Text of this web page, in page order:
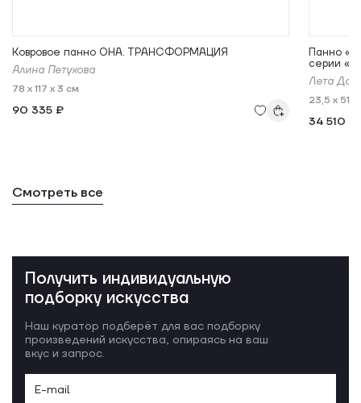
Ковровое панно ОНА. ТРАНСФОРМАЦИЯ
Алина Петухова
78 x 117 x 3 см
90 335 ₽
Панно
серии
Лета
23,5 x 51
34 510 ₽
Смотреть все
Получить индивидуальную
подборку искусства
Наш куратор подберёт для вас подборку
произведений искусства, опираясь на ваш
вкус и запрос.